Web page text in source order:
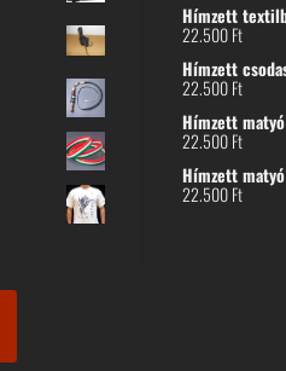
Hímzett
22.500Ft
Hímzett
22.500Ft
Hímzett
22.500Ft
Hímzett
22.500Ft